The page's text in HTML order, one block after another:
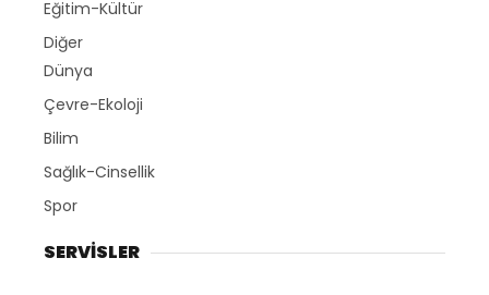
Eğitim-Kültür
Diğer
Dünya
Çevre-Ekoloji
Bilim
Sağlık-Cinsellik
Spor
SERVİSLER